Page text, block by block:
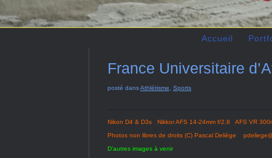
Accueil
France Universitaire
posté dansAthlétisme Sports
Nikon D4 & D3s Nikkor AFS 14-24mm f/2,8 AFS VR
Photos non libres de droits (C) Pascal Deliège
D’autres images à venir